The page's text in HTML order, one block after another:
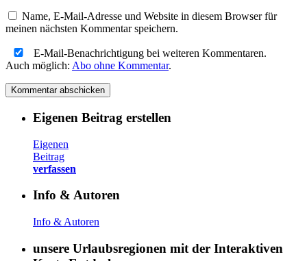
Name, E-Mail-Adresse und Website in diesem Browser für
meinen nächsten Kommentar speichern.
E-Mail-Benachrichtigung bei weiteren Kommentaren.
Auch möglich: Abo ohne Kommentar.
Eigenen Beitrag erstellen
Eigenen
Beitrag
verfassen
Info & Autoren
Info & Autoren
unsere Urlaubsregionen mit der Interaktiven